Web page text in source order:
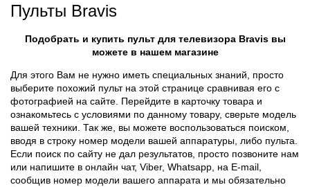
Пульты Bravis
Подобрать и купить пульт для телевизора Bravis вы
можете в нашем магазине
Для этого Вам не нужно иметь специальных знаний, просто
выберите похожий пульт на этой странице сравнивая его с
фотографией на сайте. Перейдите в карточку товара и
ознакомьтесь с условиями по данному товару, сверьте модель
вашей техники. Так же, вы можете воспользоваться поиском,
вводя в строку номер модели вашей аппаратуры, либо пульта.
Если поиск по сайту не дал результатов, просто позвоните нам
или напишите в онлайн чат, Viber, Whatsapp, на E-mail,
сообщив номер модели вашего аппарата и мы обязательно